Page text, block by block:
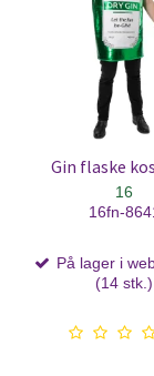
Gin flaske
16
16fn-
På lager i
(14 stk.)